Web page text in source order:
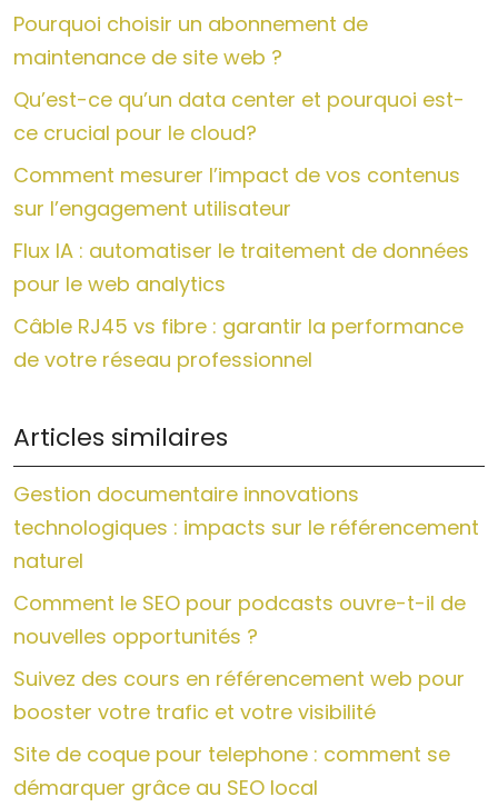
Pourquoi choisir un abonnement de
maintenance de site web ?
Qu’est-ce qu’un data center et pourquoi est-
ce crucial pour le cloud?
Comment mesurer l’impact de vos contenus
sur l’engagement utilisateur
Flux IA : automatiser le traitement de données
pour le web analytics
Câble RJ45 vs fibre : garantir la performance
de votre réseau professionnel
Articles similaires
Gestion documentaire innovations
technologiques : impacts sur le référencement
naturel
Comment le SEO pour podcasts ouvre-t-il de
nouvelles opportunités ?
Suivez des cours en référencement web pour
booster votre trafic et votre visibilité
Site de coque pour telephone : comment se
démarquer grâce au SEO local